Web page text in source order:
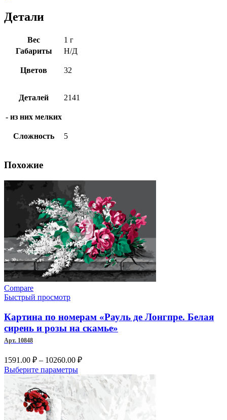
Детали
Вес
1 г
Габариты
Н/Д
Цветов 32
Деталей 2141
- из них мелких
Сложность 5
Похожие
Compare
Быстрый просмотр
Картина по номерам «Рауль де Лонгпре. Белая
сирень и розы на скамье»
Арт. 10848
1591.00 ₽ – 10260.00 ₽Диапазон
1591.00 ₽
–
10260.00 ₽
Выберите параметрыЭтот
товар
имеет
несколько
вариаций.
Опции